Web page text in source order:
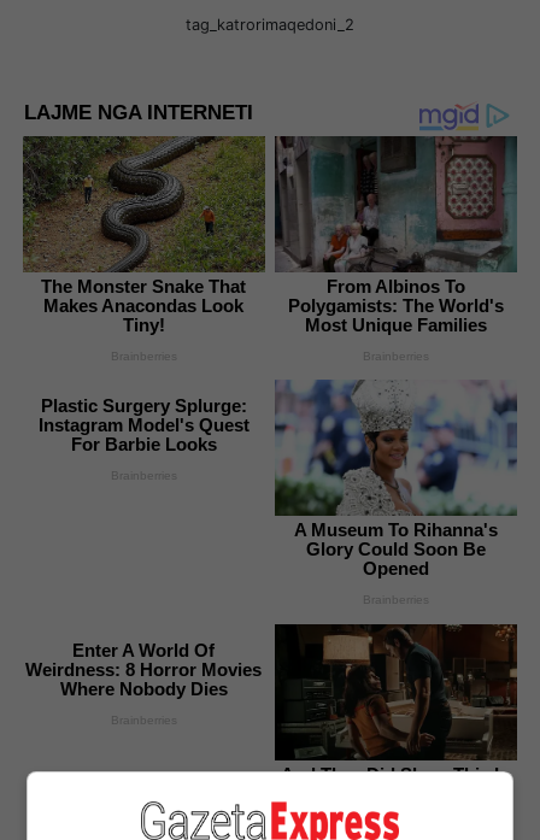
tag_katrorimaqedoni_2
LAJME NGA INTERNETI
The Monster Snake That
Makes Anacondas Look
Tiny!
Brainberries
From Albinos To
Polygamists: The World's
Most Unique Families
Brainberries
Plastic Surgery Splurge:
Instagram Model's Quest
For Barbie Looks
Brainberries
A Museum To Rihanna's
Glory Could Soon Be
Opened
Brainberries
Enter A World Of
Weirdness: 8 Horror Movies
Where Nobody Dies
Brainberries
And They Did Show This In
Brainberries